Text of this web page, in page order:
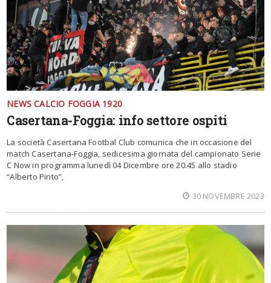
NEWS CALCIO FOGGIA 1920
Casertana-Foggia: info settore ospiti
La società Casertana Footbal Club comunica che in occasione del
match Casertana-Foggia, sedicesima giornata del campionato Serie
C Now in programma lunedì 04 Dicembre ore 20.45 allo stadio
“Alberto Pinto”,
30 NOVEMBRE 2023